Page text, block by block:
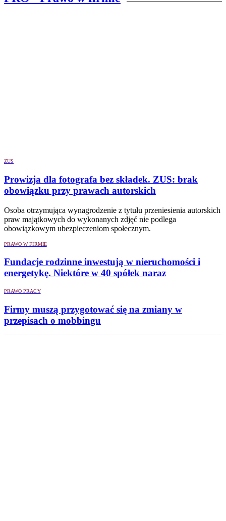
ZUS
Prowizja dla fotografa bez składek. ZUS: brak
obowiązku przy prawach autorskich
Osoba otrzymująca wynagrodzenie z tytułu przeniesienia autorskich
praw majątkowych do wykonanych zdjęć nie podlega
obowiązkowym ubezpieczeniom społecznym.
PRAWO W FIRMIE
Fundacje rodzinne inwestują w nieruchomości i
energetykę. Niektóre w 40 spółek naraz
PRAWO PRACY
Firmy muszą przygotować się na zmiany w
przepisach o mobbingu